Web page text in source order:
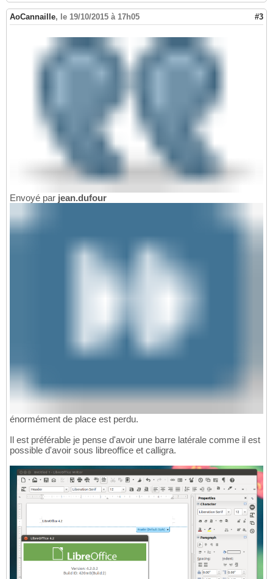
AoCannaille, le 19/10/2015 à 17h05 #3
Envoyé par jean.dufour
énormément de place est perdu.
Il est préférable je pense d'avoir une barre latérale comme il est
possible d'avoir sous libreoffice et calligra.